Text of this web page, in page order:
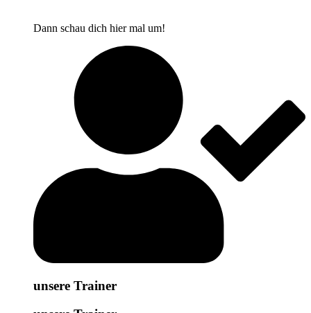
Dann schau dich hier mal um!
unsere Trainer